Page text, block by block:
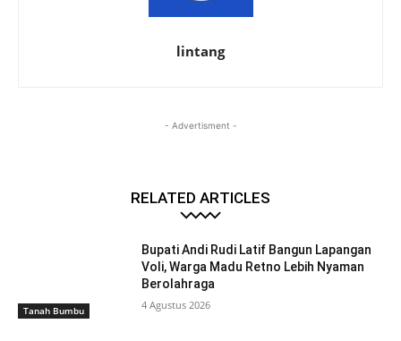
lintang
- Advertisment -
RELATED ARTICLES
Tanah Bumbu
Bupati Andi Rudi Latif Bangun Lapangan
Voli, Warga Madu Retno Lebih Nyaman
Berolahraga
4 Agustus 2026